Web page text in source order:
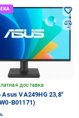
доставка
VA249HG 23,8"
B01171)